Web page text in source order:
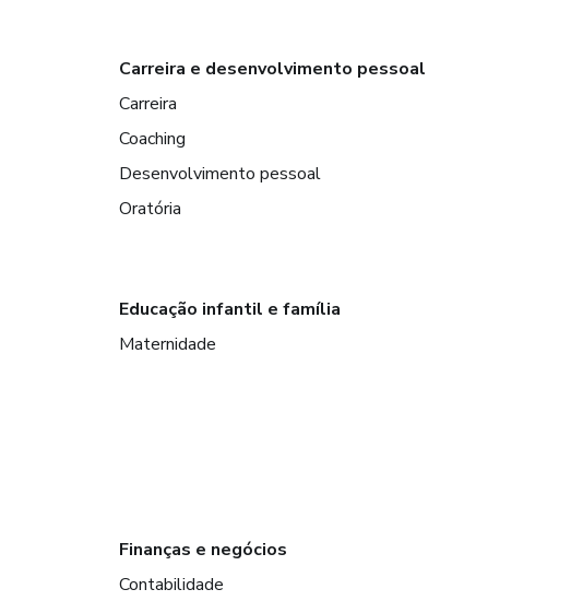
Carreira e desenvolvimento pessoal
Carreira
Coaching
Desenvolvimento pessoal
Oratória
Educação infantil e família
Maternidade
Finanças e negócios
Contabilidade